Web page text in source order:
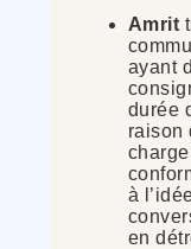
Amrit
ayant
durée
raison
à
en